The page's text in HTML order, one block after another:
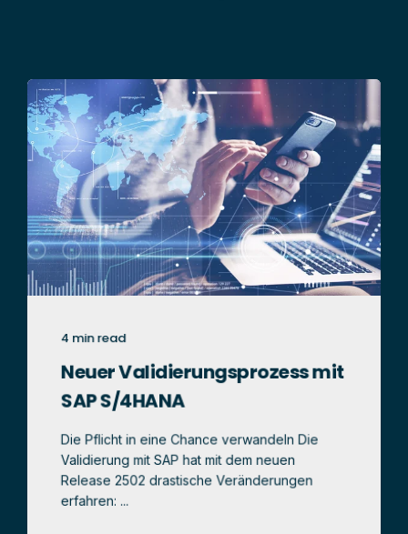
4 min read
Neuer Validierungsprozess mit
SAP S/4HANA
Die Pflicht in eine Chance verwandeln Die
Validierung mit SAP hat mit dem neuen
Release 2502 drastische Veränderungen
erfahren: ...